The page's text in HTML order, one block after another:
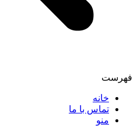
فهرست
خانه
تماس با ما
منو